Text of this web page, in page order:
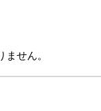
せん。